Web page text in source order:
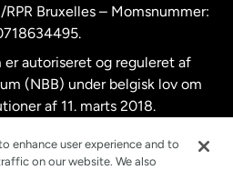
Bruxelles – Momsnummer:
autoriseret og reguleret af
(NBB) under belgisk lov om
af 11. marts 2018.
enhance user experience and to
on our website. We also